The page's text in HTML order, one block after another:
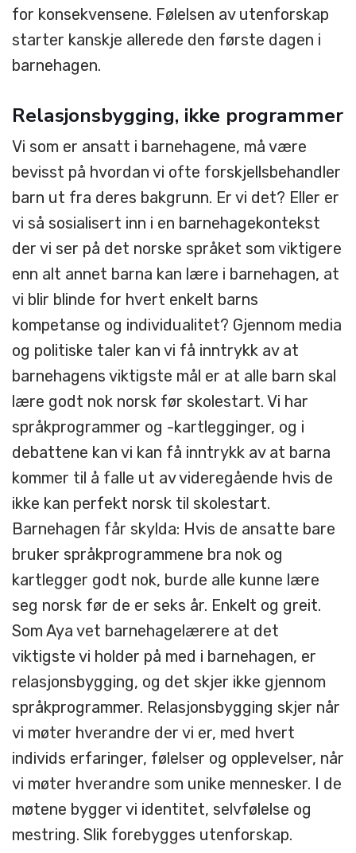
for konsekvensene. Følelsen av utenforskap
starter kanskje allerede den første dagen i
barnehagen.
Relasjonsbygging, ikke programmer
Vi som er ansatt i barnehagene, må være
bevisst på hvordan vi ofte forskjellsbehandler
barn ut fra deres bakgrunn. Er vi det? Eller er
vi så sosialisert inn i en barnehagekontekst
der vi ser på det norske språket som viktigere
enn alt annet barna kan lære i barnehagen, at
vi blir blinde for hvert enkelt barns
kompetanse og individualitet? Gjennom media
og politiske taler kan vi få inntrykk av at
barnehagens viktigste mål er at alle barn skal
lære godt nok norsk før skolestart. Vi har
språkprogrammer og -kartlegginger, og i
debattene kan vi kan få inntrykk av at barna
kommer til å falle ut av videregående hvis de
ikke kan perfekt norsk til skolestart.
Barnehagen får skylda: Hvis de ansatte bare
bruker språkprogrammene bra nok og
kartlegger godt nok, burde alle kunne lære
seg norsk før de er seks år. Enkelt og greit.
Som Aya vet barnehagelærere at det
viktigste vi holder på med i barnehagen, er
relasjonsbygging, og det skjer ikke gjennom
språkprogrammer. Relasjonsbygging skjer når
vi møter hverandre der vi er, med hvert
individs erfaringer, følelser og opplevelser, når
vi møter hverandre som unike mennesker. I de
møtene bygger vi identitet, selvfølelse og
mestring. Slik forebygges utenforskap.